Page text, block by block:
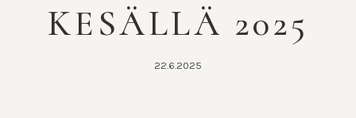
KESÄLLÄ 2025
Tekijä
22.6.2025